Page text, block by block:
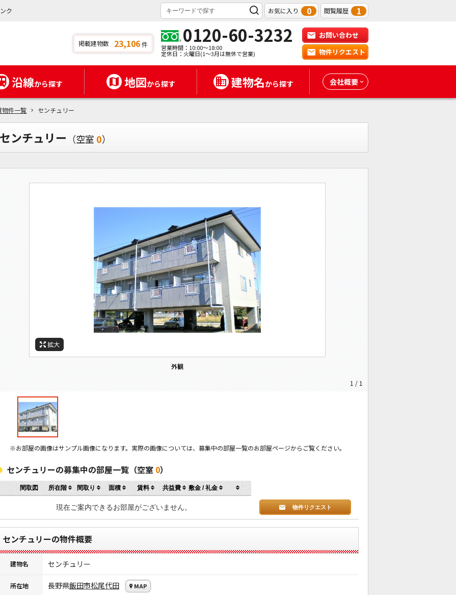
ク お気に入り 0 閲覧履歴 1
掲載建物数 23,106件 0120-60-3232
営業時間：10:00～18:00
定休日：火曜日(1～3月は無休で営業)
お問い合わせ
物件リクエスト
沿線から探す 地図から探す 建物名から探す 会社概要
物件一覧 センチュリー
センチュリー （空室 0）
拡大
外観
1 / 1
※お部屋の画像はサンプル画像になります。実際の画像については、募集中の部屋一覧のお部屋ページからご覧ください。
センチュリーの募集中の部屋一覧（空室 0）
間取図 所在階 間取り 面積 賃料 共益費 敷金 / 礼金
現在ご案内できるお部屋がございません。 物件リクエスト
センチュリーの物件概要
建物名 センチュリー
所在地 長野県飯田市松尾代田 MAP